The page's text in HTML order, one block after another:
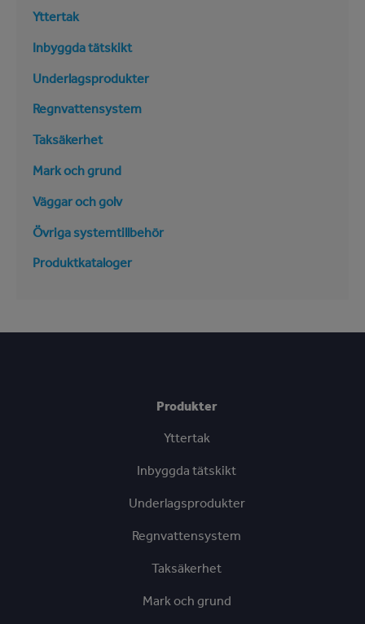
Produkter
Yttertak
Inbyggda tätskikt
Underlagsprodukter
Regnvattensystem
Taksäkerhet
Mark och grund
Väggar och golv
Övriga systemtillbehör
Produktkataloger
Produkter
Yttertak
Inbyggda tätskikt
Underlagsprodukter
Regnvattensystem
Taksäkerhet
Mark och grund